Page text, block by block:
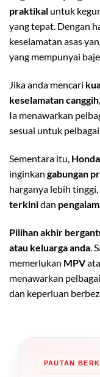
praktikal untuk
yang tepat. Dengan
keselamatan asas
yang mempunyai
Jika anda mencari
keselamatan canggih,
Ia menawarkan
sesuai untuk
Sementara itu, Honda
inginkan gabungan
harganya lebih
terkinidan
Pilihan akhir
atau keluarga anda .
memerlukan MPV
menawarkan
dan keperluan
PAUTAN